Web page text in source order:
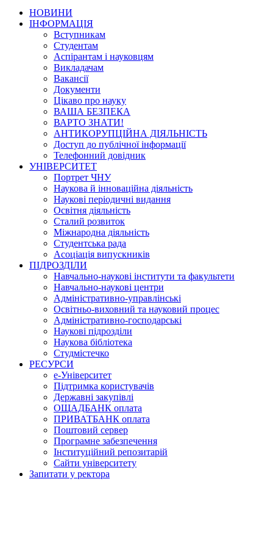
НОВИНИ
ІНФОРМАЦІЯ
Вступникам
Студентам
Аспірантам і науковцям
Викладачам
Вакансії
Документи
Цікаво про науку
ВАША БЕЗПЕКА
ВАРТО ЗНАТИ!
АНТИКОРУПЦІЙНА ДІЯЛЬНІСТЬ
Доступ до публічної інформації
Телефонний довідник
УНІВЕРСИТЕТ
Портрет ЧНУ
Наукова й інноваційна діяльність
Наукові періодичні видання
Освітня діяльність
Сталий розвиток
Міжнародна діяльність
Студентська рада
Асоціація випускників
ПІДРОЗДІЛИ
Навчально-наукові інститути та факультети
Навчально-наукові центри
Адміністративно-управлінські
Освітньо-виховний та науковий процес
Адміністративно-господарські
Наукові підрозділи
Наукова бібліотека
Студмістечко
РЕСУРСИ
е-Університет
Підтримка користувачів
Державні закупівлі
ОЩАДБАНК оплата
ПРИВАТБАНК оплата
Поштовий сервер
Програмне забезпечення
Інституційний репозитарій
Сайти університету
Запитати у ректора